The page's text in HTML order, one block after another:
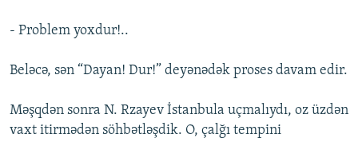
- Problem yoxdur!..
Beləcə, sən “Dayan! Dur!” deyənədək proses davam edir.
Məşqdən sonra N. Rzayev İstanbula uçmalıydı, oz üzdən
vaxt itirmədən söhbətləşdik. O, çalğı tempini